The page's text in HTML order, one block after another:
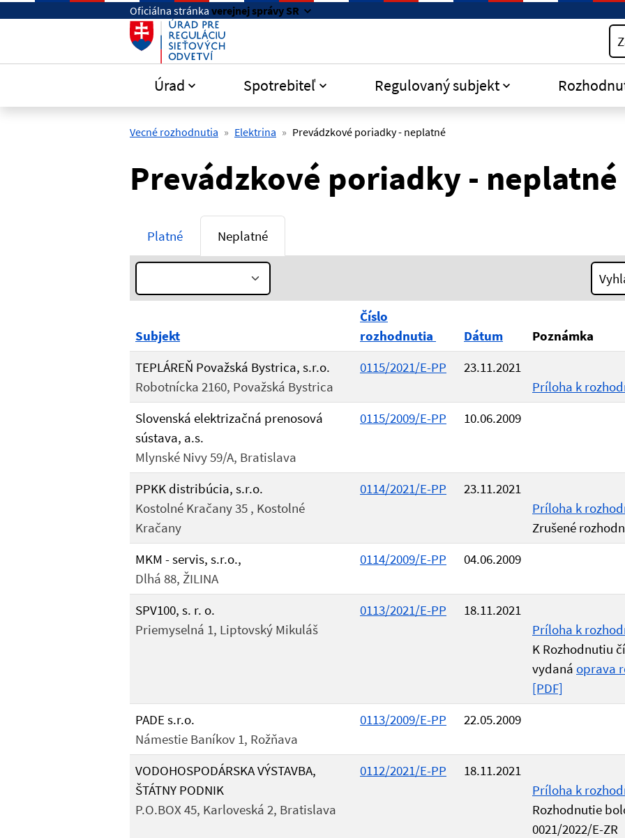
Preskočiť na hlavný obsahOficiálna stránka verejnej správy SR
Úrad Spotrebiteľ Regulovaný subjekt
Vecné rozhodnutia Elektrina Prevádzkové poriadky - neplatné
Prevádzkové poriadky - neplatné
Platné Neplatné
Rok:
Subjekt
Číslo
rozhodnutia
Dátum
Poznámka
TEPLÁREŇ Považská Bystrica, s.r.o.
Robotnícka 2160, Považská Bystrica
0115/2021/E-PP
23.11.2021
Príloha k
Slovenská elektrizačná prenosová
sústava, a.s.
Mlynské Nivy 59/A, Bratislava
0115/2009/E-PP 10.06.2009
PPKK distribúcia, s.r.o.
Kostolné Kračany 35 , Kostolné
Kračany
0114/2021/E-PP
23.11.2021
Príloha k
Zrušené
MKM - servis, s.r.o.,
Dlhá 88, ŽILINA
0114/2009/E-PP 04.06.2009
SPV100, s. r. o.
Priemyselná 1, Liptovský Mikuláš
0113/2021/E-PP
18.11.2021
Príloha k
K Rozhodnutiu
vydaná oprava
[PDF]
PADE s.r.o.
Námestie Baníkov 1, Rožňava
0113/2009/E-PP 22.05.2009
VODOHOSPODÁRSKA VÝSTAVBA,
ŠTÁTNY PODNIK
P.O.BOX 45, Karloveská 2, Bratislava
0112/2021/E-PP
18.11.2021
Príloha k
Rozhodnutie
0021/2022/E-ZR